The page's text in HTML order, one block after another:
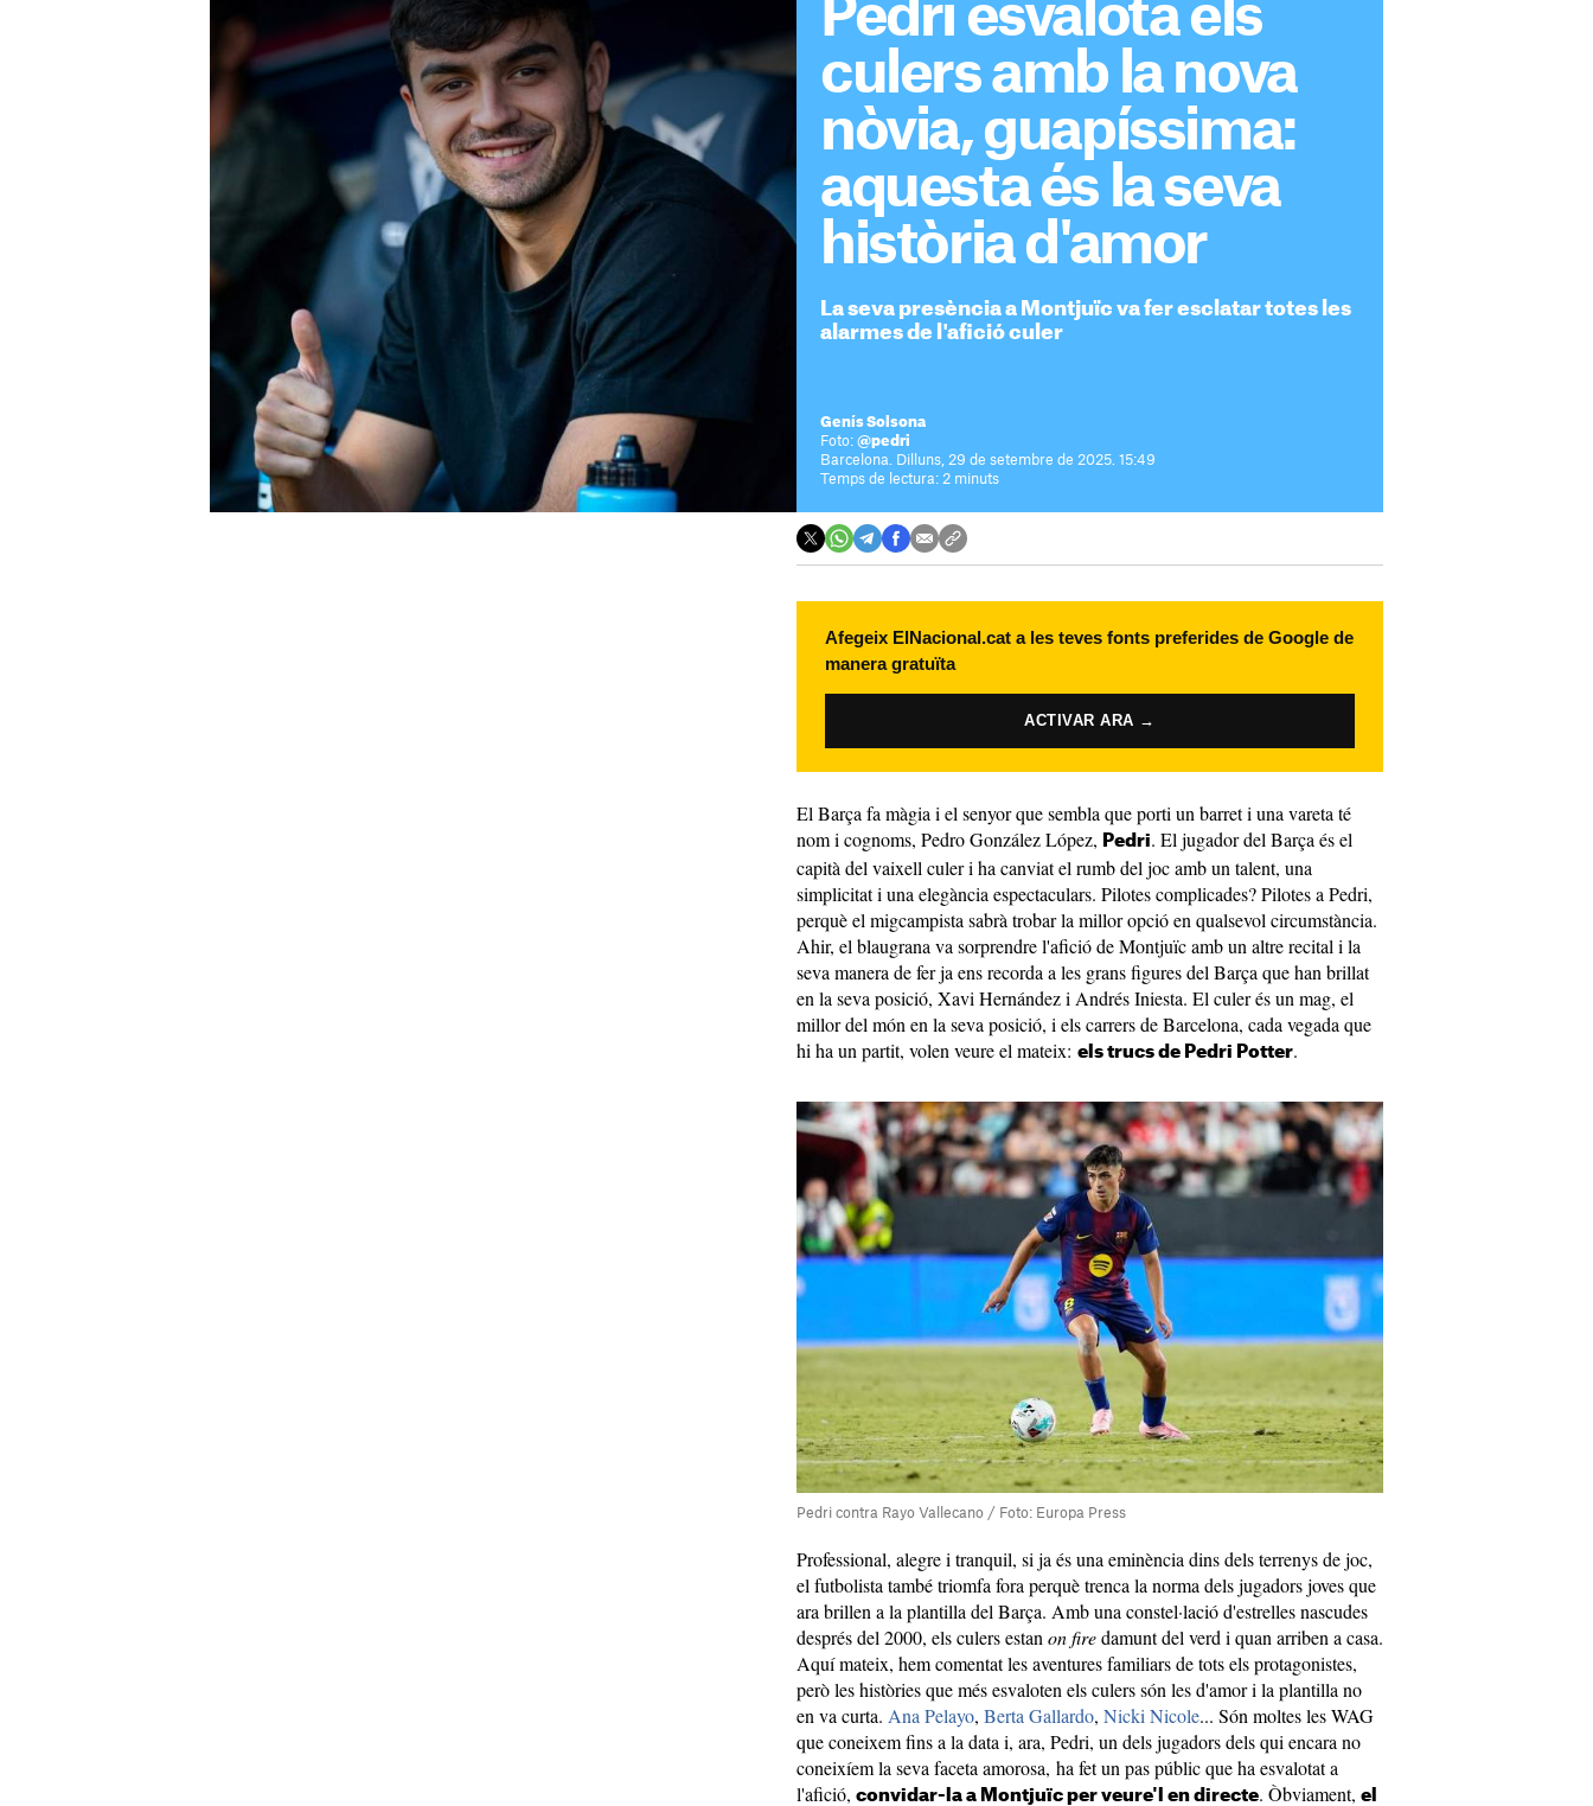
Pedri esvalota els
culers amb la nova
nòvia, guapíssima:
aquesta és la seva
història d'amor
La seva presència a Montjuïc va fer esclatar totes les
alarmes de l'afició culer
Genís Solsona
Foto: @pedri
Barcelona. Dilluns, 29 de setembre de 2025. 15:49
Temps de lectura: 2 minuts
Afegeix ElNacional.cat a les teves fonts preferides de Google de
manera gratuïta
ACTIVAR ARA →
El Barça fa màgia i el senyor que sembla que porti un barret i una vareta té
nom i cognoms, Pedro González López, Pedri. El jugador del Barça és el
capità del vaixell culer i ha canviat el rumb del joc amb un talent, una
simplicitat i una elegància espectaculars. Pilotes complicades? Pilotes a Pedri,
perquè el migcampista sabrà trobar la millor opció en qualsevol circumstància.
Ahir, el blaugrana va sorprendre l'afició de Montjuïc amb un altre recital i la
seva manera de fer ja ens recorda a les grans figures del Barça que han brillat
en la seva posició, Xavi Hernández i Andrés Iniesta. El culer és un mag, el
millor del món en la seva posició, i els carrers de Barcelona, cada vegada que
hi ha un partit, volen veure el mateix: els trucs de Pedri Potter.
Pedri contra Rayo Vallecano / Foto: Europa Press
Professional, alegre i tranquil, si ja és una eminència dins dels terrenys de joc,
el futbolista també triomfa fora perquè trenca la norma dels jugadors joves que
ara brillen a la plantilla del Barça. Amb una constel·lació d'estrelles nascudes
després del 2000, els culers estan on firedamunt del verd i quan arriben a casa.
Aquí mateix, hem comentat les aventures familiars de tots els protagonistes,
però les històries que més esvaloten els culers són les d'amor i la plantilla no
en va curta. Ana Pelayo, Berta Gallardo, Nicki Nicole... Són moltes les WAG
que coneixem fins a la data i, ara, Pedri, un dels jugadors dels qui encara no
coneixíem la seva faceta amorosa, ha fet un pas públic que ha esvalotat a
l'afició, convidar-la a Montjuïc per veure'l en directe. Òbviament, el